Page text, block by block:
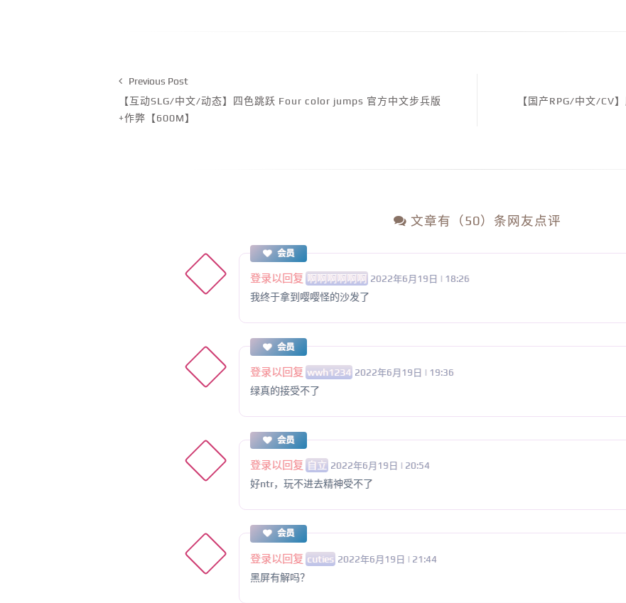
Previous Post
【互动SLG/中文/动态】四色跳跃 Four color jumps 官方中文步兵版
+作弊【600M】
【国产RPG/中文/CV
文章有（50）条网友点评
会员
登录以回复 啊啊啊啊啊啊 2022年6月19日 | 18:26
我终于拿到嘤嘤怪的沙发了
会员
登录以回复 wwh1234 2022年6月19日 | 19:36
绿真的接受不了
会员
登录以回复 自立 2022年6月19日 | 20:54
好ntr，玩不进去精神受不了
会员
登录以回复 cuties 2022年6月19日 | 21:44
黑屏有解吗？